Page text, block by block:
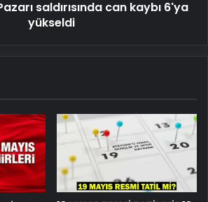
saldırısında can kaybı 6'ya
yükseldi